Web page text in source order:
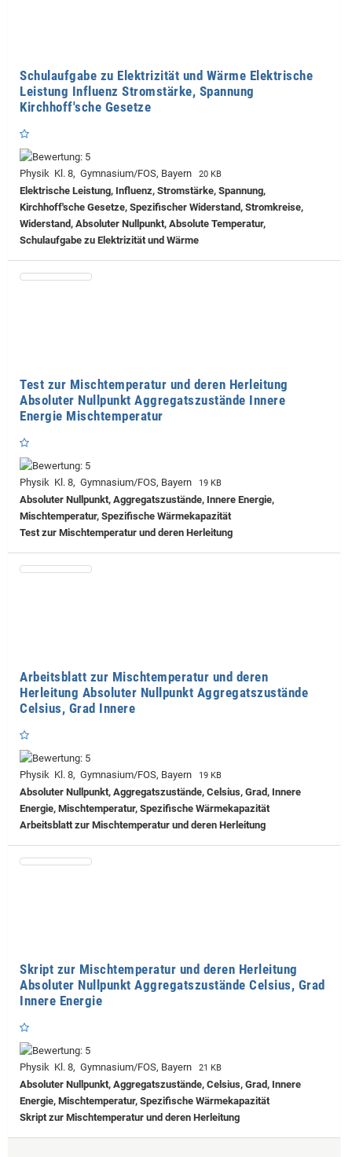
Schulaufgabe zu Elektrizität und Wärme Elektrische
Leistung Influenz Stromstärke, Spannung
Kirchhoff'sche Gesetze
Physik Kl. 8, Gymnasium/FOS, Bayern 20 KB
Elektrische Leistung, Influenz, Stromstärke, Spannung,
Kirchhoff'sche Gesetze, Spezifischer Widerstand, Stromkreise,
Widerstand, Absoluter Nullpunkt, Absolute Temperatur,
Schulaufgabe zu Elektrizität und Wärme
Test zur Mischtemperatur und deren Herleitung
Absoluter Nullpunkt Aggregatszustände Innere
Energie Mischtemperatur
Physik Kl. 8, Gymnasium/FOS, Bayern 19 KB
Absoluter Nullpunkt, Aggregatszustände, Innere Energie,
Mischtemperatur, Spezifische Wärmekapazität
Test zur Mischtemperatur und deren Herleitung
Arbeitsblatt zur Mischtemperatur und deren
Herleitung Absoluter Nullpunkt Aggregatszustände
Celsius, Grad Innere
Physik Kl. 8, Gymnasium/FOS, Bayern 19 KB
Absoluter Nullpunkt, Aggregatszustände, Celsius, Grad, Innere
Energie, Mischtemperatur, Spezifische Wärmekapazität
Arbeitsblatt zur Mischtemperatur und deren Herleitung
Skript zur Mischtemperatur und deren Herleitung
Absoluter Nullpunkt Aggregatszustände Celsius, Grad
Innere Energie
Physik Kl. 8, Gymnasium/FOS, Bayern 21 KB
Absoluter Nullpunkt, Aggregatszustände, Celsius, Grad, Innere
Energie, Mischtemperatur, Spezifische Wärmekapazität
Skript zur Mischtemperatur und deren Herleitung